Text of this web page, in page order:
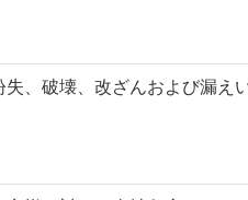
、破壊、改ざんおよび漏え